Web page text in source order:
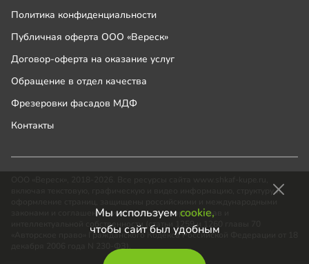
Мы используем cookie,
чтобы сайт был удобным
Политика конфиденциальности
Публичная оферта ООО «Вереск»
Договор-оферта на оказание услуг
Обращение в отдел качества
Фрезеровки фасадов МДФ
Контакты
включая текстовую, графическую и видео информацию, структуру и
законами и соглашениями об охране авторских прав и
интеллектуальной собственности (статьи 1259 и 1260 главы 70
«Авторское право» Гражданского Кодекса Российской Федерации от 18